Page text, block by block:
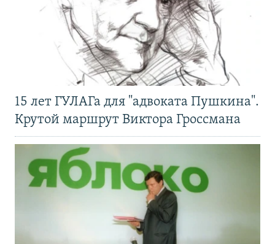
15 лет ГУЛАГа для "адвоката Пушкина".
Крутой маршрут Виктора Гроссмана